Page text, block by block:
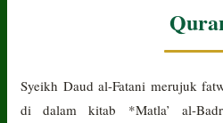
Syeikh Daud al-Fatani merujuk
di dalam kitab *Matla’ al-